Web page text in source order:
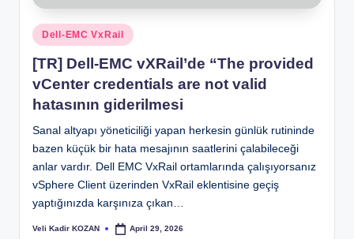
Posted
in
Dell-EMC VxRail
[TR] Dell-EMC vXRail’de “The provided
vCenter credentials are not valid
hatasının giderilmesi
Sanal altyapı yöneticiliği yapan herkesin günlük rutininde
bazen küçük bir hata mesajının saatlerini çalabileceği
anlar vardır. Dell EMC VxRail ortamlarında çalışıyorsanız
vSphere Client üzerinden VxRail eklentisine geçiş
yaptığınızda karşınıza çıkan…
Posted
Veli Kadir KOZAN April 29, 2026